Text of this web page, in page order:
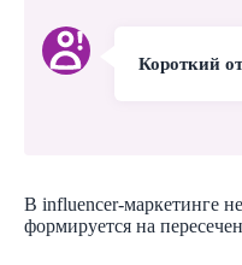
Короткий
В influencer-маркетинге
формируется на